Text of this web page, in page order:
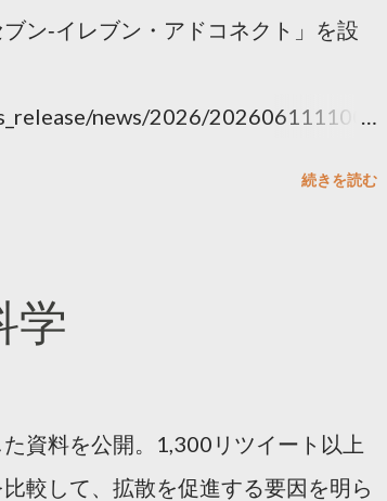
ン‐イレブン・アドコネクト」を設
news/2026/202606111100.
続きを読む
学
資料を公開。1,300リツイート以上
較して、拡散を促進する要因を明ら